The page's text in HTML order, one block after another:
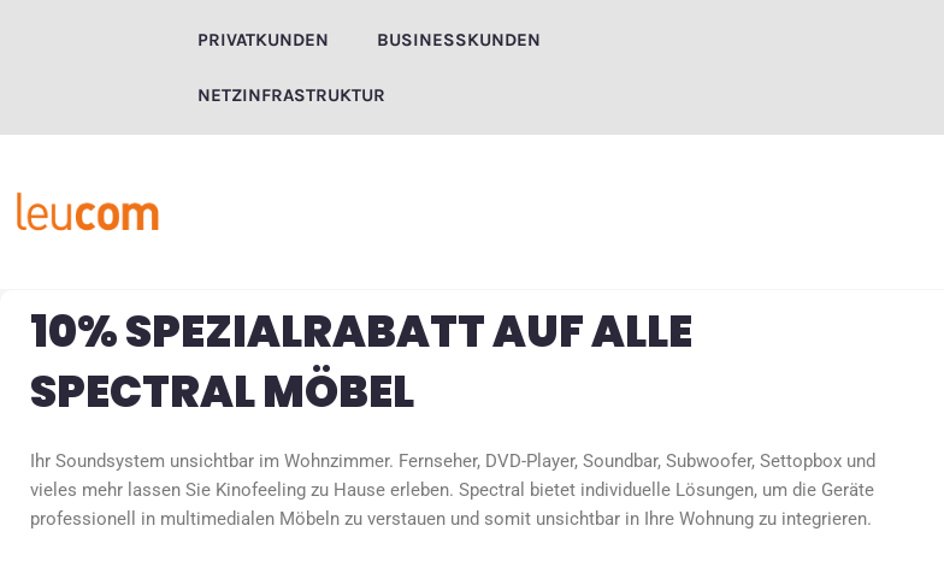
PRIVATKUNDEN BUSINESSKUNDEN
NETZINFRASTRUKTUR
10% SPEZIALRABATT AUF ALLE
SPECTRAL MÖBEL
Ihr Soundsystem unsichtbar im Wohnzimmer. Fernseher, DVD-Player, Soundbar, Subwoofer, Settopbox und
vieles mehr lassen Sie Kinofeeling zu Hause erleben. Spectral bietet individuelle Lösungen, um die Geräte
professionell in multimedialen Möbeln zu verstauen und somit unsichtbar in Ihre Wohnung zu integrieren.